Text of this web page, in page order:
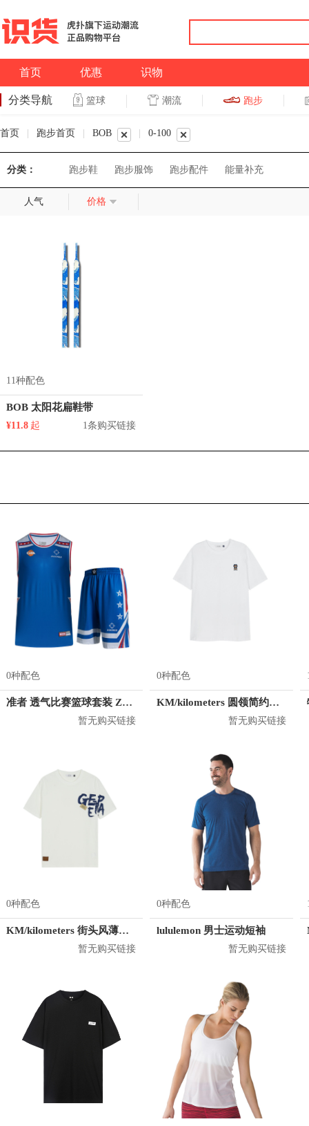
首页 优惠 识物
分类导航 篮球 潮流 跑步
首页 跑步首页 BOB 0-100
分类： 跑步鞋 跑步服饰 跑步配件 能量补充
人气 价格
11种配色
BOB 太阳花扁鞋带
¥11.8 起 1条购买链接
0种配色
准者 透气比赛篮球套装 Z118210177
暂无购买链接
0种配色
KM/kilometers 圆领简约短袖T恤 M2X2108073
暂无购买链接
0种配色
KM/kilometers 街头风薄款印花短袖T恤 男女同款 M2X2108248
暂无购买链接
0种配色
lululemon 男士运动短袖
暂无购买链接